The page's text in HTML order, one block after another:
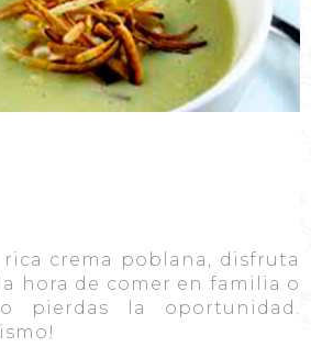
crema poblana, disfruta
hora de comer en familia o
pierdas la oportunidad.